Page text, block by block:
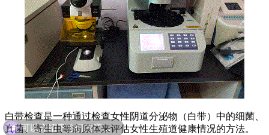
白带检查是一种通过检查女性阴道分泌物（白带）中的细菌、
真菌、寄生虫等病原体来评估女性生殖道健康情况的方法。
可以介绍下你们的产品么